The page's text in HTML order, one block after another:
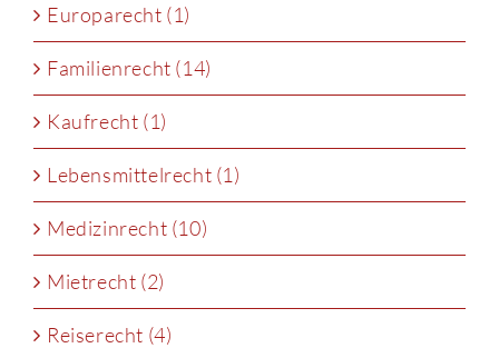
Europarecht (1)
Familienrecht (14)
Kaufrecht (1)
Lebensmittelrecht (1)
Medizinrecht (10)
Mietrecht (2)
Reiserecht (4)